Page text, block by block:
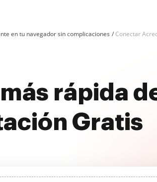
en tu navegador sin complicaciones Conectar
rápida
Gratis